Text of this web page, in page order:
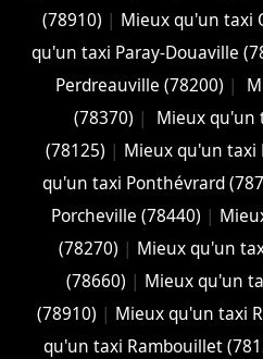
(78910) | Mieux qu'un taxi
qu'un taxi Paray-Douaville
Perdreauville (78200) |
(78370) |
Mieux qu'un
(78125) | Mieux qu'un taxi
qu'un taxi Ponthévrard
Porcheville (78440) |
(78270) | Mieux qu'un
(78660) | Mieux qu'un
(78910) | Mieux qu'un taxi
qu'un taxi Rambouillet